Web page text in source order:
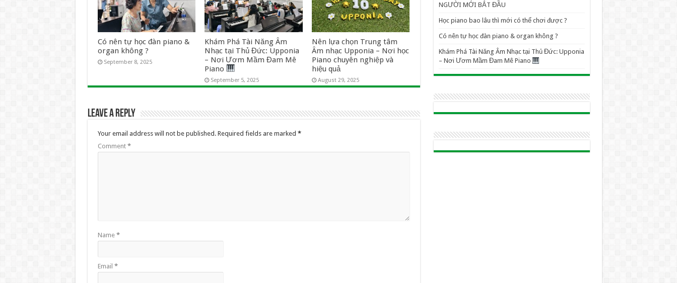
Có nên tự học đàn piano &
organ không ?
September 8, 2025
Khám Phá Tài Năng Âm
Nhạc tại Thủ Đức: Upponia
– Nơi Ươm Mầm Đam Mê
Piano
September 5, 2025
Nên lựa chọn Trung tâm
Âm nhạc Upponia – Nơi học
Piano chuyên nghiệp và
hiệu quả
August 29, 2025
Leave a Reply
Your email address will not be published. Required fields are marked *
Comment *
Name *
Email *
NGƯỜI MỚI BẮT ĐẦU
Học piano bao lâu thì mới có thể chơi được ?
Có nên tự học đàn piano & organ không ?
Khám Phá Tài Năng Âm Nhạc tại Thủ Đức: Upponia
– Nơi Ươm Mầm Đam Mê Piano